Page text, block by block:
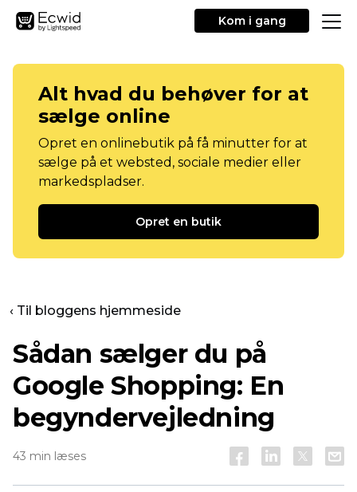
Kom i gang
Alt hvad du behøver for at
sælge online
Opret en onlinebutik på få minutter for at
sælge på et websted, sociale medier eller
markedspladser.
Opret en butik
‹ Til bloggens hjemmeside
Sådan sælger du på
Google Shopping: En
begyndervejledning
43 min læses